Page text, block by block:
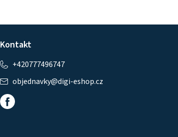
Kontakt
objednavky@digi-eshop.cz
+420777496747